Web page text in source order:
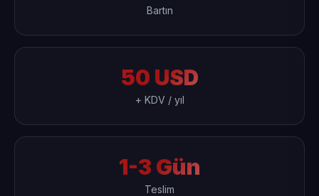
Bartın
50 USD
+ KDV / yıl
1-3 Gün
Teslim